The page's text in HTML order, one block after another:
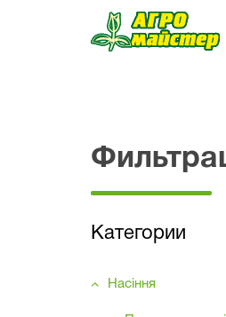
Категории
Насіння